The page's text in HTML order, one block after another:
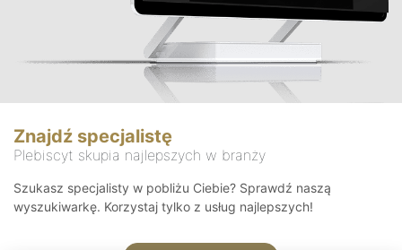
Znajdź specjalistę
Plebiscyt skupia najlepszych w branży
Szukasz specjalisty w pobliżu Ciebie? Sprawdź naszą
wyszukiwarkę. Korzystaj tylko z usług najlepszych!